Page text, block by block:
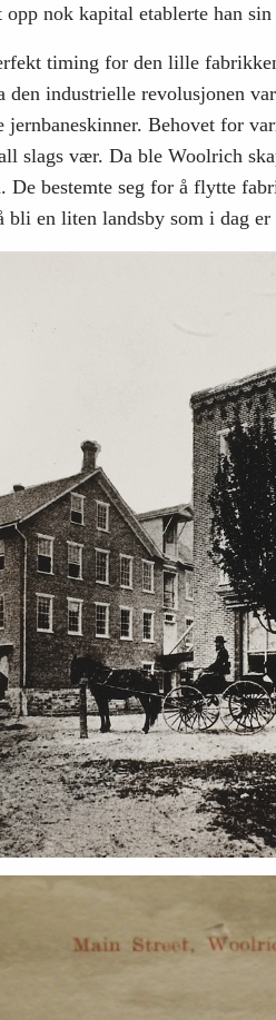
nok kapital etablerte han
timing for den lille
den industrielle revolusjonen
jernbaneskinner. Behovet for
slags vær. Da ble Woolrich
bestemte seg for å flytte
bli en liten landsby som i dag